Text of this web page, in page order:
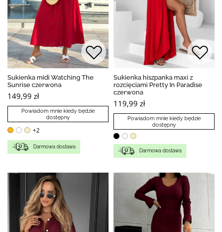
Sukienka midi Watching The
Sunrise czerwona
149,99 zł
Powiadom mnie kiedy będzie
dostępny
+2
Darmowa dostawa
Sukienka hiszpanka maxi z
rozcięciami Pretty In Paradise
czerwona
119,99 zł
Powiadom mnie kiedy będzie
dostępny
Darmowa dostawa